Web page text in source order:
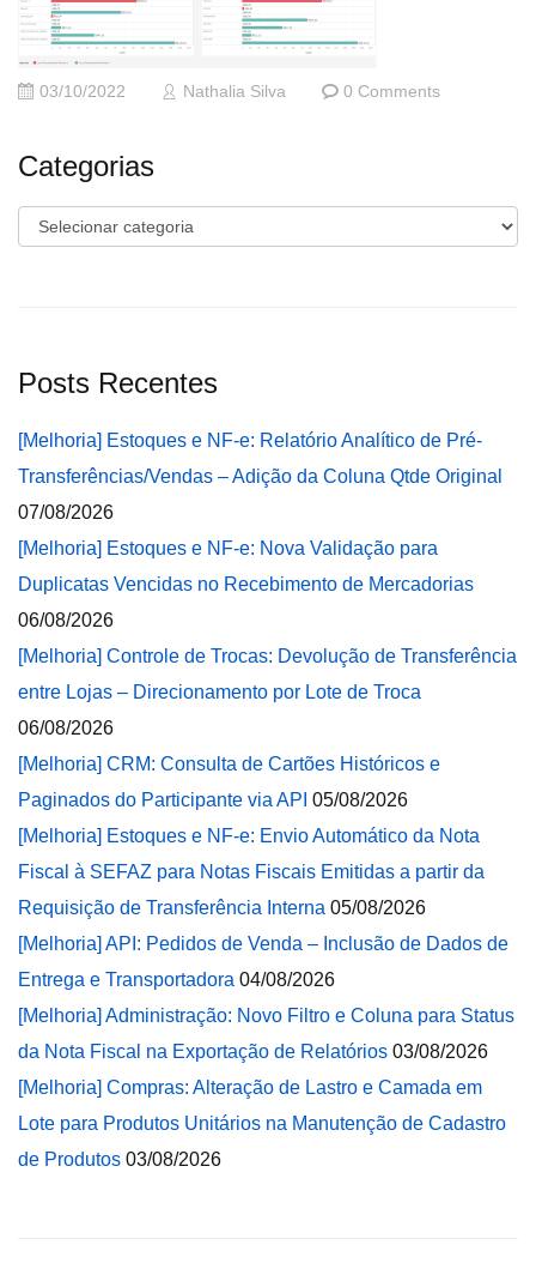
03/10/2022 Nathalia Silva 0 Comments
Categorias
Categorias
Posts Recentes
[Melhoria] Estoques e NF-e: Relatório Analítico de Pré-
Transferências/Vendas – Adição da Coluna Qtde Original
07/08/2026
[Melhoria] Estoques e NF-e: Nova Validação para
Duplicatas Vencidas no Recebimento de Mercadorias
06/08/2026
[Melhoria] Controle de Trocas: Devolução de Transferência
entre Lojas – Direcionamento por Lote de Troca
06/08/2026
[Melhoria] CRM: Consulta de Cartões Históricos e
Paginados do Participante via API 05/08/2026
[Melhoria] Estoques e NF-e: Envio Automático da Nota
Fiscal à SEFAZ para Notas Fiscais Emitidas a partir da
Requisição de Transferência Interna 05/08/2026
[Melhoria] API: Pedidos de Venda – Inclusão de Dados de
Entrega e Transportadora 04/08/2026
[Melhoria] Administração: Novo Filtro e Coluna para Status
da Nota Fiscal na Exportação de Relatórios 03/08/2026
[Melhoria] Compras: Alteração de Lastro e Camada em
Lote para Produtos Unitários na Manutenção de Cadastro
de Produtos 03/08/2026